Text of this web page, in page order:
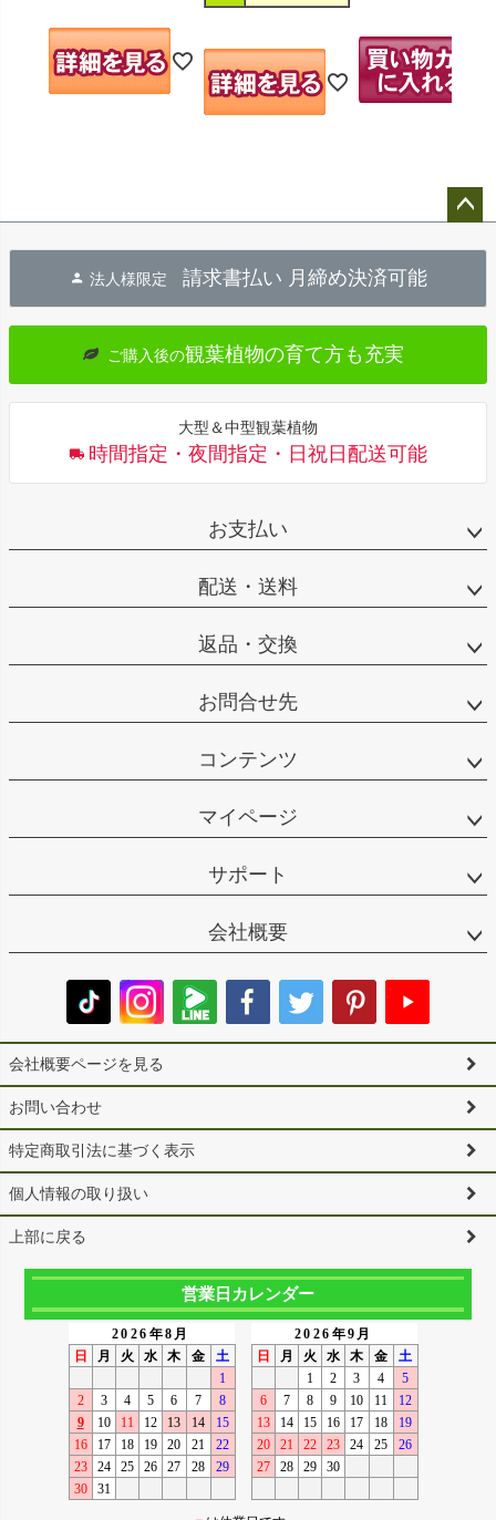
へ
法人様限定 請求書払い 月締め決済可能
ご購入後の観葉植物の育て方も充実
大型＆中型観葉植物
時間指定・夜間指定・日祝日配送可能
お支払い
配送・送料
返品・交換
お問合せ先
コンテンツ
マイページ
サポート
会社概要
会社概要ページを見る
お問い合わせ
特定商取引法に基づく表示
個人情報の取り扱い
上部に戻る
営業日カレンダー